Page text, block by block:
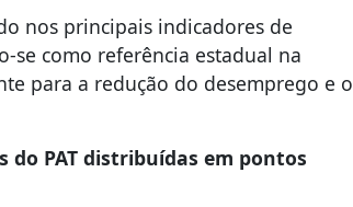
nos principais indicadores de
se como referência estadual na
para a redução do desemprego e o
PAT distribuídas em pontos